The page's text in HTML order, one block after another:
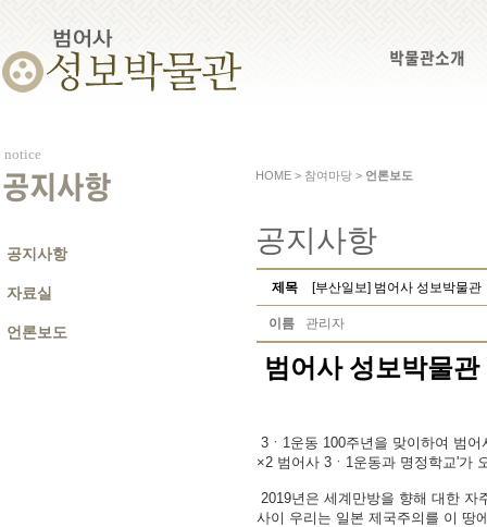
박물관소개
notice
공지사항
공지사항
자료실
언론보도
HOME > 참여마당 > 언론보도
공지사항
제목 [부산일보] 범어사 성보박물
이름 관리자
범어사 성보박물
3ㆍ1운동 100주년을 맞이하여 범
×2 범어사 3ㆍ1운동과 명정학교'가
2019년은 세계만방을 향해 대한 자
사이 우리는 일본 제국주의를 이 땅